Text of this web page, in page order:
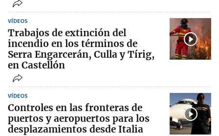
VÍDEOS
Trabajos de extinción del
incendio en los términos de
Serra Engarcerán, Culla y Tírig,
en Castellón
VÍDEOS
Controles en las fronteras de
puertos y aeropuertos para los
desplazamientos desde Italia